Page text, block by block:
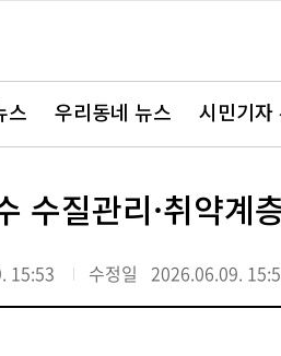
스 우리동네 뉴스 시민기자
수질관리·취약계
15:53 수정일 2026.06.09.